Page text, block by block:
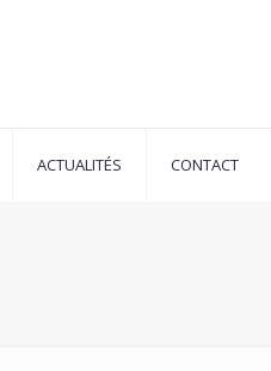
ACTUALITÉS CONTACT